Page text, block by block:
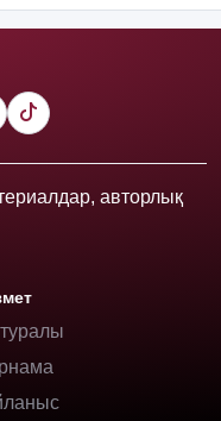
авторлық
туралы